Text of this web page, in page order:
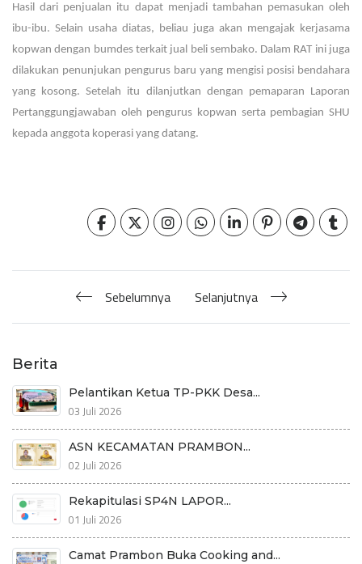
Hasil dari penjualan itu dapat menjadi tambahan pemasukan oleh
ibu-ibu. Selain usaha diatas, beliau juga akan mengajak kerjasama
kopwan dengan bumdes terkait jual beli sembako. Dalam RAT ini juga
dilakukan penunjukan pengurus baru yang mengisi posisi bendahara
yang kosong. Setelah itu dilanjutkan dengan pemaparan Laporan
Pertanggungjawaban oleh pengurus kopwan serta pembagian SHU
kepada anggota koperasi yang datang.
Sebelumnya Selanjutnya
Berita
Pelantikan Ketua TP-PKK Desa...
03 Juli 2026
ASN KECAMATAN PRAMBON...
02 Juli 2026
Rekapitulasi SP4N LAPOR...
01 Juli 2026
Camat Prambon Buka Cooking and...